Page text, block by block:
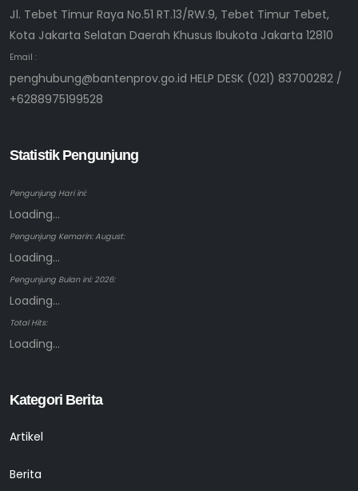
Jl. Tebet Timur Raya No.51 RT.13/RW.9, Tebet Timur Tebet,
Kota Jakarta Selatan Daerah Khusus Ibukota Jakarta 12810
Email :
penghubung@bantenprov.go.id HELP DESK (021) 83700282 /
+6288975199528
Statistik Pengunjung
Pengunjung Hari ini:
Loading...
Pengunjung Kemarin: August:
Loading...
Pengunjung Bulan ini: 2026:
Loading...
Total Hits:
Loading...
Kategori Berita
Artikel
Berita